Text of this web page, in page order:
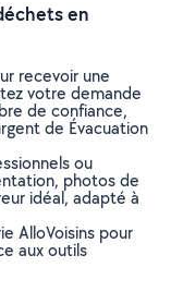
en
recevoir une
votre demande
de confiance,
de Évacuation
ou
photos de
idéal, adapté à
AlloVoisins pour
aux outils